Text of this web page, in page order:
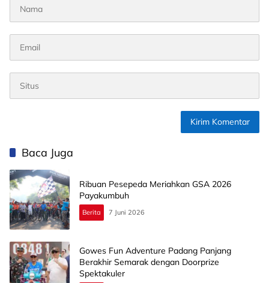
Baca Juga
Ribuan Pesepeda Meriahkan GSA 2026
Payakumbuh
Berita 7 Juni 2026
Gowes Fun Adventure Padang Panjang
Berakhir Semarak dengan Doorprize
Spektakuler